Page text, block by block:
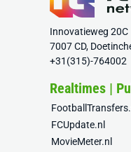
Innovatieweg 20C
7007 CD,
+31(315)-764002
Realtimes |
FCUpdate.nl
MovieMeter.nl